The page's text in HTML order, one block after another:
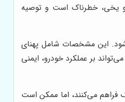
و یخی، خطرناک است و توصیه
شود. این مشخصات شامل پهنای
بر عملکرد خودرو، ایمنی
فراهم می‌کنند، اما ممکن است